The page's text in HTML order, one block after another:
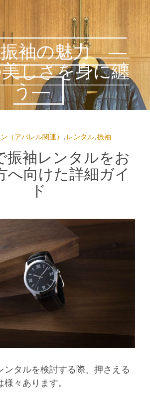
振袖の魅力 ―
しさを身に纏
う―
（アパレル関連） , レンタル,振袖
振袖レンタルをお
へ向けた詳細ガイ
ド
ンタルを検討する際、押さえる
々あります。